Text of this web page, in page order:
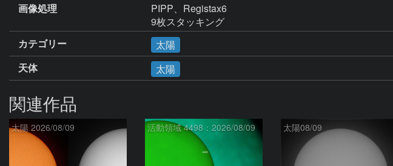
画像処理
PIPP、Registax6
9枚スタッキング
カテゴリー
太陽
天体
太陽
関連作品
太陽 2026/08/09 活動領域 4498：2026/08/09 太陽08/09